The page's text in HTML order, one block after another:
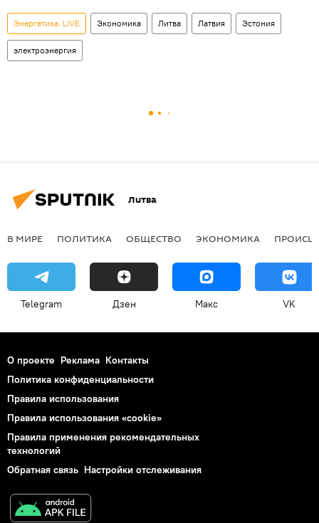
Энергетика. LIVE Экономика Литва Латвия Эстония
электроэнергия
Литва
В МИРЕ ПОЛИТИКА ОБЩЕСТВО ЭКОНОМИКА
Telegram Дзен Макс VK
О проекте Реклама Контакты
Политика конфиденциальности
Правила использования
Правила использования «cookie»
Правила применения рекомендательных
технологий
Обратная связь Настройки отслеживания